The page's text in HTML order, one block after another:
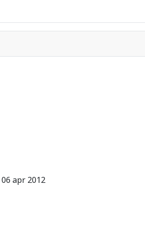
06 apr 2012